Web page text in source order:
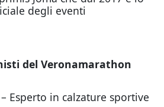
degli eventi
del Veronamarathon
Esperto in calzature sportive